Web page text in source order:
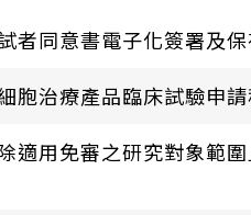
者同意書電子化簽署及
胞治療產品臨床試驗申
適用免審之研究對象範